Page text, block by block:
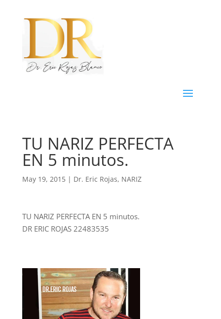
TU NARIZ PERFECTA
EN 5 minutos.
May 19, 2015| Dr. Eric Rojas, NARIZ
TU NARIZ PERFECTA EN 5 minutos.
DR ERIC ROJAS 22483535